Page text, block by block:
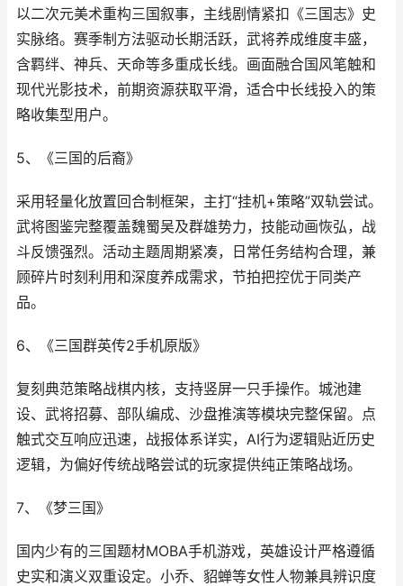
以二次元美术重构三国叙事，主线剧情紧扣《三国志》史
实脉络。赛季制方法驱动长期活跃，武将养成维度丰盛，
含羁绊、神兵、天命等多重成长线。画面融合国风笔触和
现代光影技术，前期资源获取平滑，适合中长线投入的策
略收集型用户。
5、《三国的后裔》
采用轻量化放置回合制框架，主打“挂机+策略”双轨尝试。
武将图鉴完整覆盖魏蜀吴及群雄势力，技能动画恢弘，战
斗反馈强烈。活动主题周期紧凑，日常任务结构合理，兼
顾碎片时刻利用和深度养成需求，节拍把控优于同类产
品。
6、《三国群英传2手机原版》
复刻典范策略战棋内核，支持竖屏一只手操作。城池建
设、武将招募、部队编成、沙盘推演等模块完整保留。点
触式交互响应迅速，战报体系详实，AI行为逻辑贴近历史
逻辑，为偏好传统战略尝试的玩家提供纯正策略战场。
7、《梦三国》
国内少有的三国题材MOBA手机游戏，英雄设计严格遵循
史实和演义双重设定。小乔、貂蝉等女性人物兼具辨识度